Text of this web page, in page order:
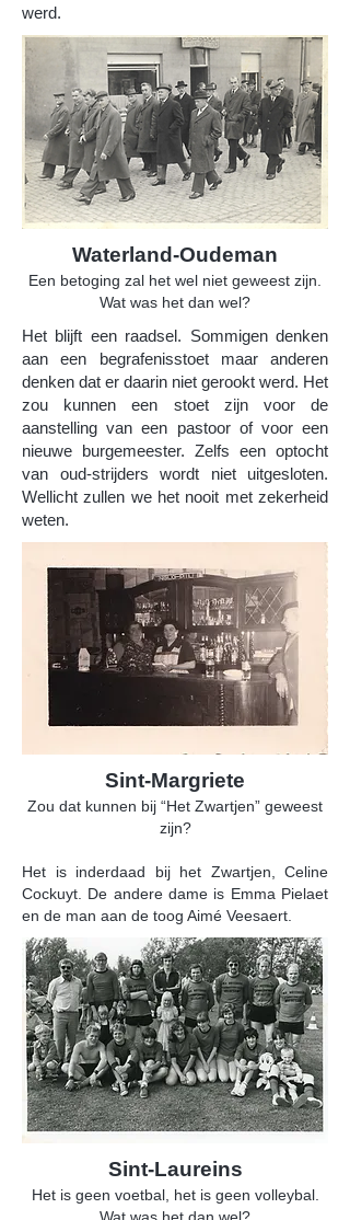
werd.
Waterland-Oudeman
Een betoging zal het wel niet geweest zijn.
Wat was het dan wel?
Het blijft een raadsel. Sommigen denken
aan een begrafenisstoet maar anderen
denken dat er daarin niet gerookt werd. Het
zou kunnen een stoet zijn voor de
aanstelling van een pastoor of voor een
nieuwe burgemeester. Zelfs een optocht
van oud-strijders wordt niet uitgesloten.
Wellicht zullen we het nooit met zekerheid
weten.
Sint-Margriete
Zou dat kunnen bij “Het Zwartjen” geweest
zijn?
Het is inderdaad bij het Zwartjen, Celine
Cockuyt. De andere dame is Emma Pielaet
en de man aan de toog Aimé Veesaert.
Sint-Laureins
Het is geen voetbal, het is geen volleybal.